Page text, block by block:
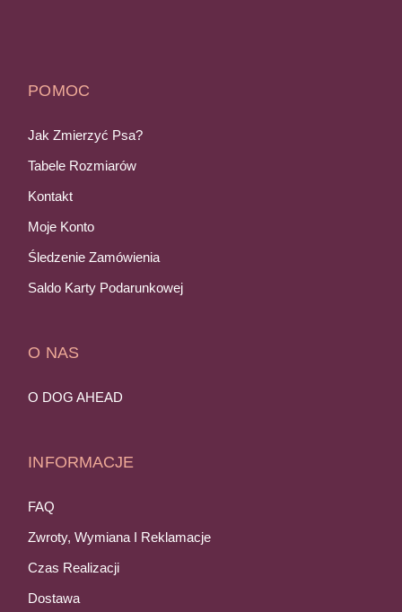
POMOC
Jak Zmierzyć Psa?
Tabele Rozmiarów
Kontakt
Moje Konto
Śledzenie Zamówienia
Saldo Karty Podarunkowej
O NAS
O DOG AHEAD
INFORMACJE
FAQ
Zwroty, Wymiana I Reklamacje
Czas Realizacji
Dostawa